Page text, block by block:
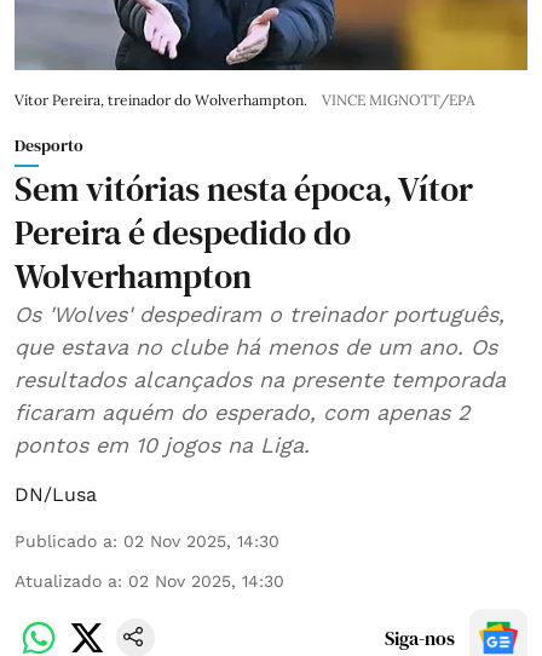
Vítor Pereira, treinador do Wolverhampton. VINCE MIGNOTT/EPA
Desporto
Sem vitórias nesta época, Vítor
Pereira é despedido do
Wolverhampton
Os 'Wolves' despediram o treinador português,
que estava no clube há menos de um ano. Os
resultados alcançados na presente temporada
ficaram aquém do esperado, com apenas 2
pontos em 10 jogos na Liga.
DN/Lusa
Publicado a: 02 Nov 2025, 14:30
Atualizado a: 02 Nov 2025, 14:30
Siga-nos